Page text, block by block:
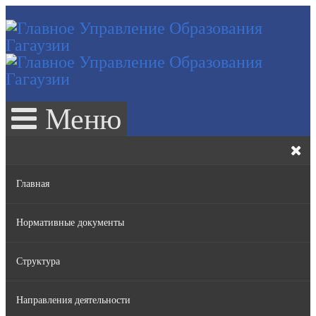
Меню
Главная
Нормативные документы
Законы РМ
Нормативные акты Правительства РМ
Структура
Руководство
Направления деятельности